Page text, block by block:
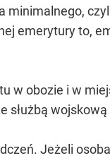
emerytury to,
w obozie i w
Jeżeli